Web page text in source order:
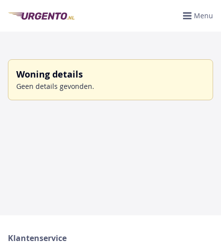
Menu
Woning details
Geen details gevonden.
Klantenservice